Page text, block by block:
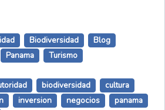
Biodiversidad
Blog
Panama Turismo
biodiversidad
cultura
inversion negocios
panama